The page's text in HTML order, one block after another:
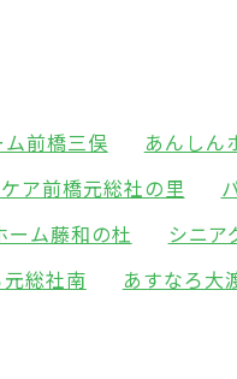
前橋三俣
あんしん
ア前橋元総社の里
ーム藤和の杜
シニア
総社南 あすなろ大